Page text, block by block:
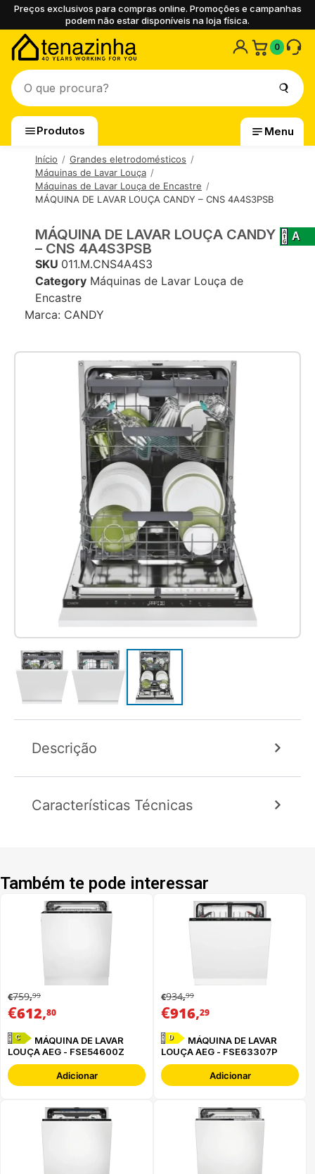
Preços exclusivos para compras online. Promoções e campanhas
podem não estar disponíveis na loja física.
0
Produtos Menu
Início
Grandes eletrodomésticos
Máquinas de Lavar Louça
Máquinas de Lavar Louça de Encastre
MÁQUINA DE LAVAR LOUÇA CANDY – CNS 4A4S3PSB
MÁQUINA DE LAVAR LOUÇA CANDY
– CNS 4A4S3PSB
A
SKU 011.M.CNS4A4S3
Category Máquinas de Lavar Louça de
Encastre
Marca: CANDY
Descrição
Características Técnicas
Também te pode interessar
€759,99
€612,80
C
MÁQUINA DE LAVAR
LOUÇA AEG - FSE54600Z
Adicionar
€934,99
€916,29
D
MÁQUINA DE LAVAR
LOUÇA AEG - FSE63307P
Adicionar